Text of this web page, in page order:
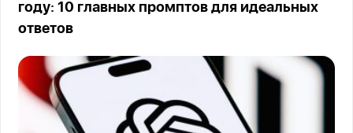
году: 10 главных промптов для идеальных
ответов